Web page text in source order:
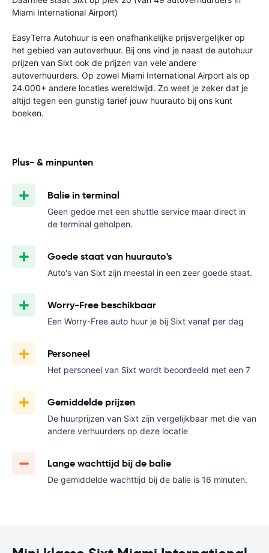
Miami International Airport)
EasyTerra Autohuur is een onafhankelijke prijsvergelijker op
het gebied van autoverhuur. Bij ons vind je naast de autohuur
prijzen van Sixt ook de prijzen van vele andere
autoverhuurders. Op zowel Miami International Airport als op
24.000+ andere locaties wereldwijd. Zo weet je zeker dat je
altijd tegen een gunstig tarief jouw huurauto bij ons kunt
boeken.
Plus- & minpunten
Balie in terminal
Geen gedoe met een shuttle service maar direct in
de terminal geholpen.
Goede staat van huurauto's
Auto's van Sixt zijn meestal in een zeer goede staat.
Worry-Free beschikbaar
Een Worry-Free auto huur je bij Sixt vanaf per dag
Personeel
Het personeel van Sixt wordt beoordeeld met een 7
Gemiddelde prijzen
De huurprijzen van Sixt zijn vergelijkbaar met die van
andere verhuurders op deze locatie
Lange wachttijd bij de balie
De gemiddelde wachttijd bij de balie is 16 minuten.